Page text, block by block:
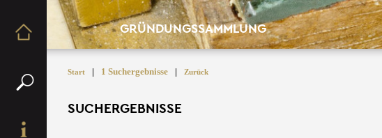
GRÜNDUNGSSAMMLUNG
Start | 1 Suchergebnisse | Zurück
SUCHERGEBNISSE